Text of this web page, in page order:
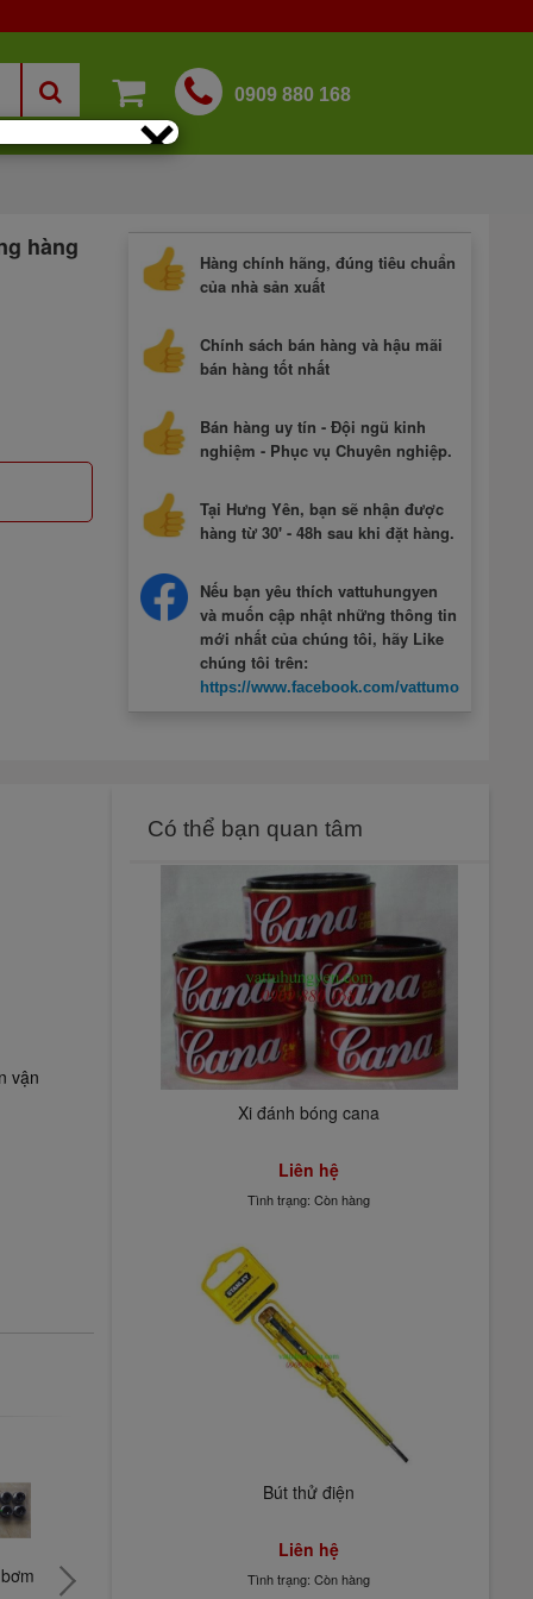
0909 880 168
hàng
Hàng chính hãng, đúng tiêu chuẩn
của nhà sản xuất
Chính sách bán hàng và hậu mãi
bán hàng tốt nhất
Bán hàng uy tín - Đội ngũ kinh
nghiệm - Phục vụ Chuyên nghiệp.
Tại Hưng Yên, bạn sẽ nhận được
hàng từ 30' - 48h sau khi đặt hàng.
Nếu bạn yêu thích vattuhungyen
và muốn cập nhật những thông tin
mới nhất của chúng tôi, hãy Like
chúng tôi trên:
https://www.facebook.com/
n vận
Phao cơ bồn
Có thể bạn quan tâm
Xi đánh bóng cana
Liên hệ
Tình trạng: Còn hàng
Bút thử điện
Liên hệ
Tình trạng: Còn hàng
×